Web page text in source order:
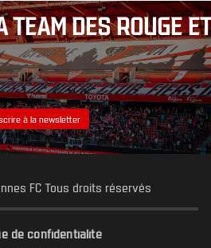
TEAM DES ROUGE ET
à la newsletter
FC Tous droits réservés
de confidentialité